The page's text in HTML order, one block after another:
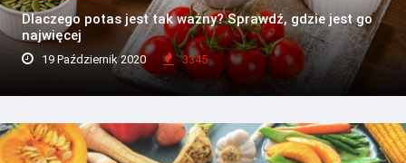
Dlaczego potas jest tak ważny? Sprawdź, gdzie jest go
najwięcej
19 Październik 2020 3345